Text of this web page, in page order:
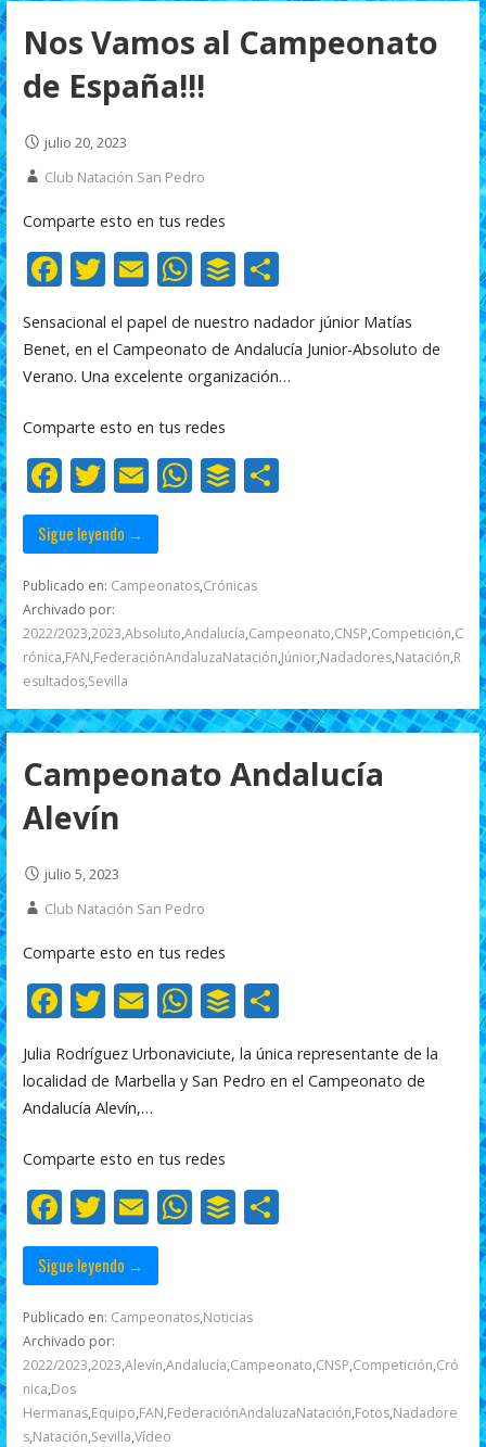
Nos Vamos al Campeonato
de España!!!
julio 20, 2023
Club Natación San Pedro
Comparte esto en tus redes
F
e
b
o
k
T
w
itt
er
E
m
ai
l
W
at
s
p
p
B
f
er
C
o
m
p
r
Sensacional el papel de nuestro nadador júnior Matías
Benet, en el Campeonato de Andalucía Junior-Absoluto de
Verano. Una excelente organización…
Comparte esto en tus redes
F
ac
e
b
o
o
k
T
w
itt
er
E
m
ai
l
W
s
p
B
er
C
ti
Sigue leyendo →
Publicado en: Campeonatos,Crónicas
Archivado por:
2022/2023,2023,Absoluto,Andalucía,Campeonato,CNSP,Competición,C
rónica,FAN,FederaciónAndaluzaNatación,Júnior,Nadadores,Natación,R
esultados,Sevilla
Campeonato Andalucía
Alevín
julio 5, 2023
Club Natación San Pedro
Comparte esto en tus redes
F
ac
e
b
o
k
T
itt
er
E
m
ai
l
W
at
p
p
B
uf
f
C
m
r
Julia Rodríguez Urbonaviciute, la única representante de la
localidad de Marbella y San Pedro en el Campeonato de
Andalucía Alevín,…
Comparte esto en tus redes
F
ac
e
b
o
o
k
T
w
itt
er
E
m
ai
l
W
s
p
p
B
er
C
ti
r
Sigue leyendo →
Publicado en: Campeonatos,Noticias
Archivado por:
2022/2023,2023,Alevín,Andalucía,Campeonato,CNSP,Competición,Cró
nica,Dos
Hermanas,Equipo,FAN,FederaciónAndaluzaNatación,Fotos,Nadadore
s,Natación,Sevilla,Vídeo